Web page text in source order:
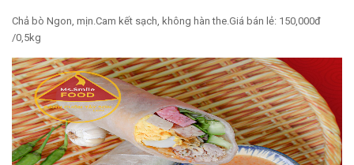
Chả bò Ngon, mịn.Cam kết sạch, không hàn the.Giá bán lẻ: 150,000đ
/0,5kg